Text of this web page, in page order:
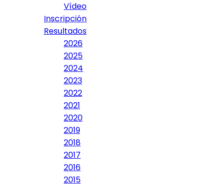
Vídeo
Inscripción
Resultados
2026
2025
2024
2023
2022
2021
2020
2019
2018
2017
2016
2015